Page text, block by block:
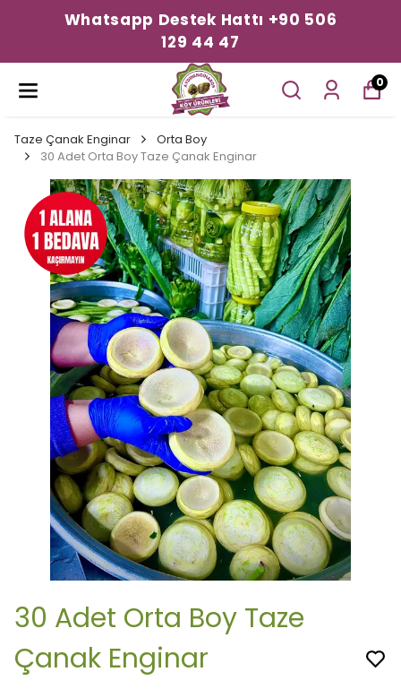
Whatsapp Destek Hattı +90 506
129 44 47
0
Taze Çanak Enginar
Orta Boy
30 Adet Orta Boy Taze Çanak Enginar
30 Adet Orta Boy Taze
Çanak Enginar
👀 Şu an21 kişi inceliyor!
Bu ürünü
favoriledi!